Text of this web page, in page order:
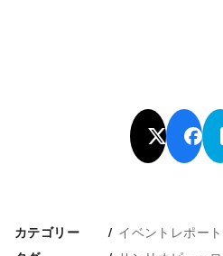
カテゴリー イベントレポート